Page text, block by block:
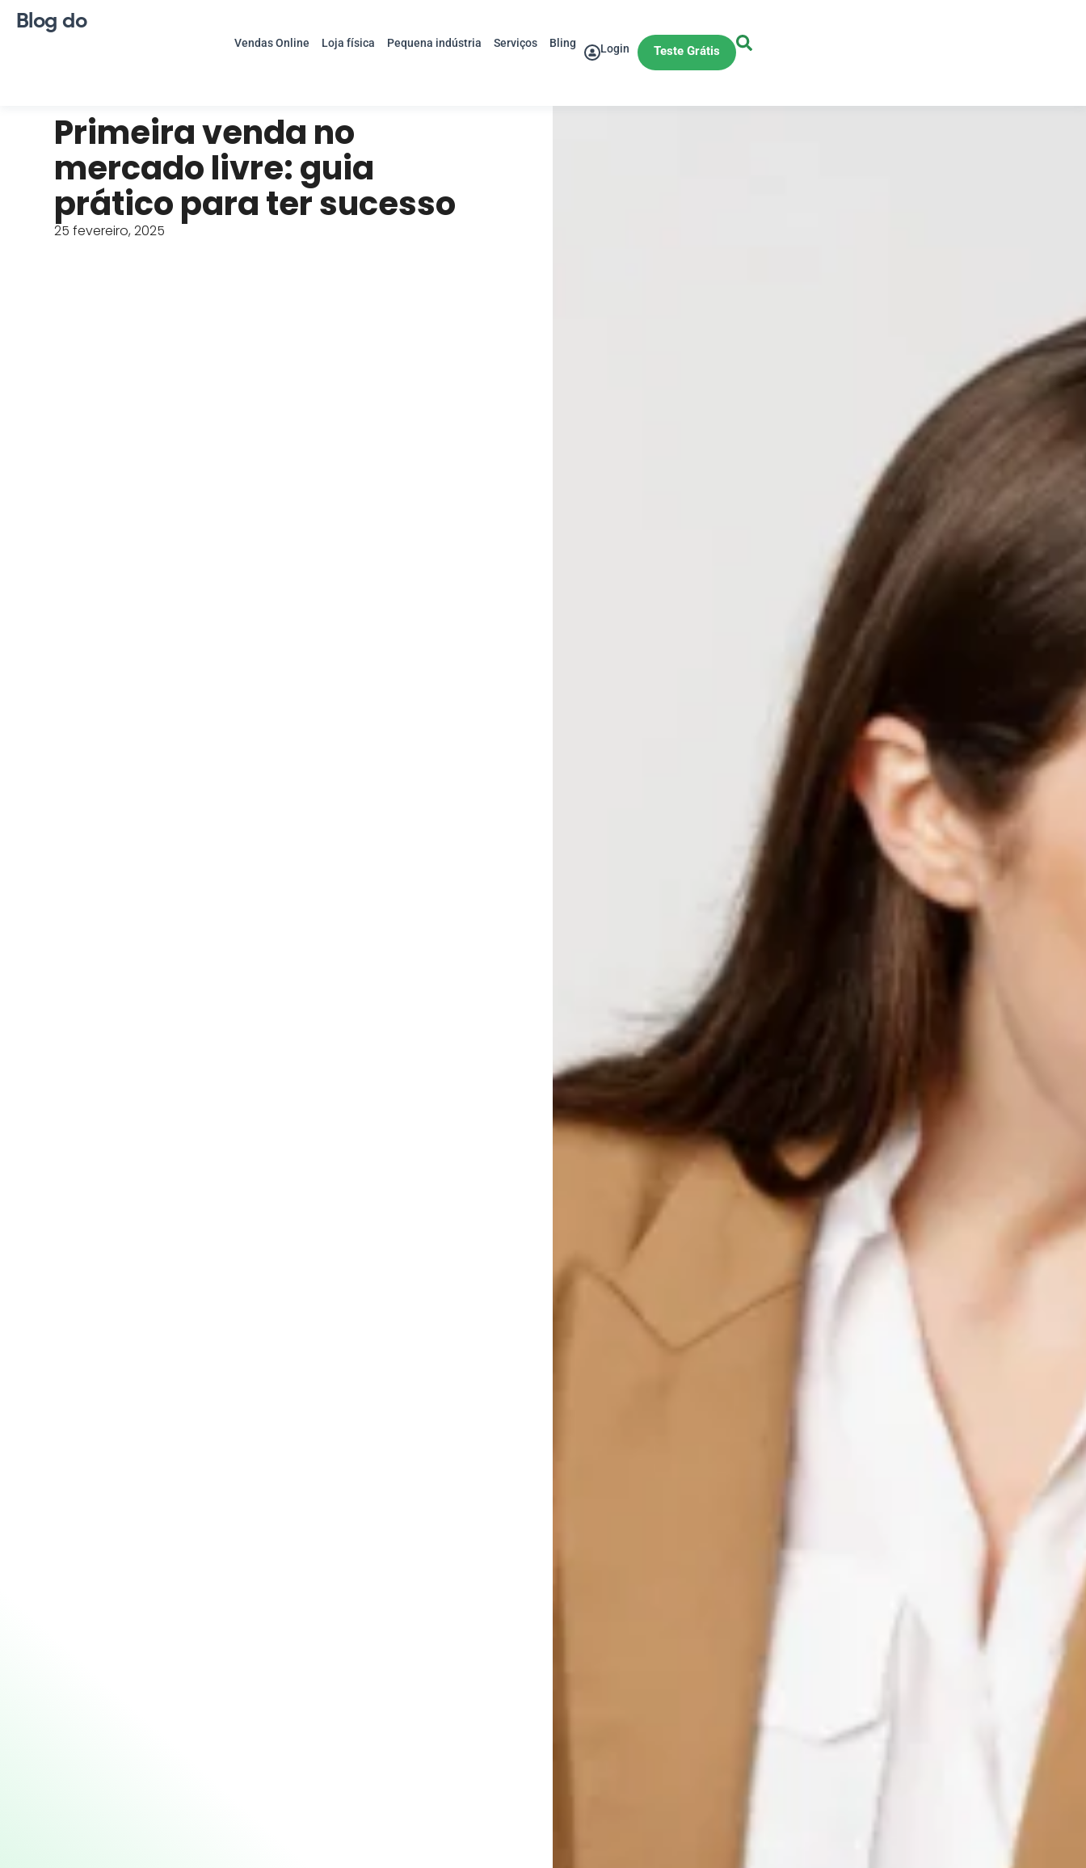
Blog do
Vendas Online Loja física Pequena indústria Serviços Bling Login Teste Grátis
Primeira venda no
mercado livre: guia
prático para ter sucesso
25 fevereiro, 2025